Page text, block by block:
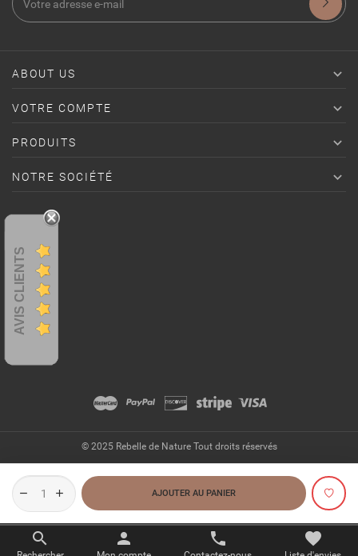
search person phone favorite
AJOUTER AU PANIER
ABOUT US 
VOTRE COMPTE 
PRODUITS 
NOTRE SOCIÉTÉ 
AVIS CLIENTS
© 2025 Rebelle de Nature Tout droits réservés